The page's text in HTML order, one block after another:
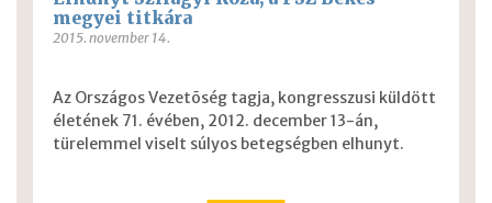
megyei titkára
2015. november 14.
Az Országos Vezetõség tagja, kongresszusi küldött
életének 71. évében, 2012. december 13-án,
türelemmel viselt súlyos betegségben elhunyt.